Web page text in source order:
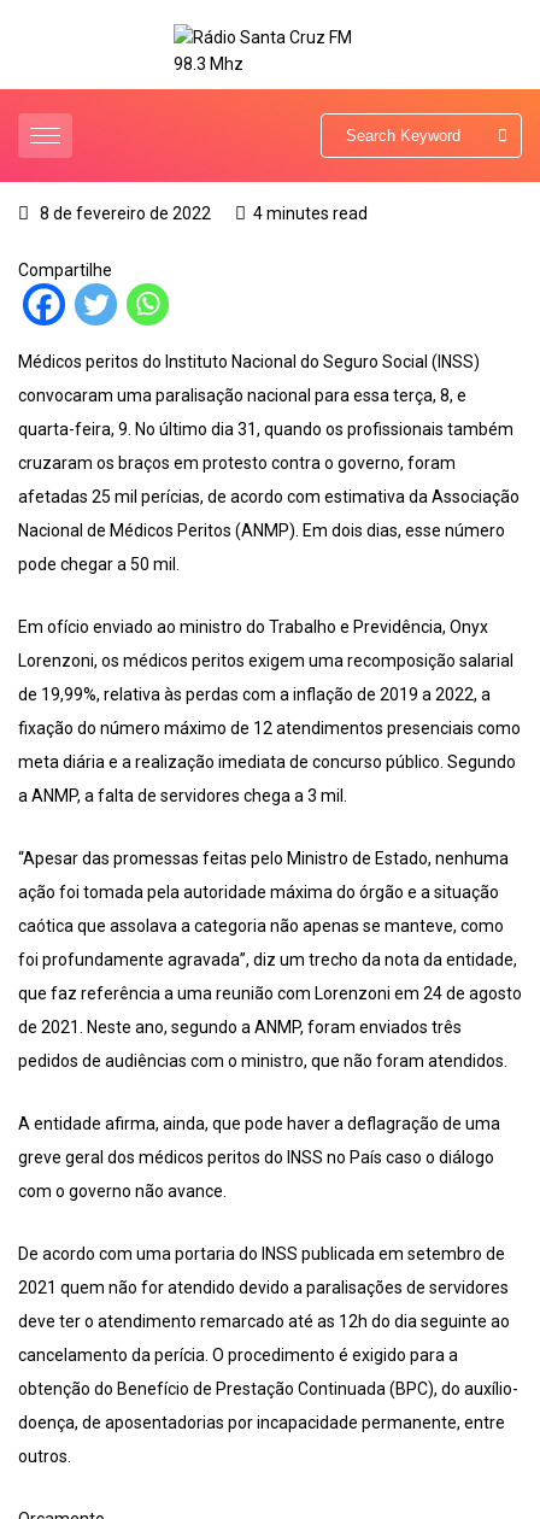
8 de fevereiro de 2022 4 minutes read
Compartilhe
Médicos peritos do Instituto Nacional do Seguro Social (INSS)
convocaram uma paralisação nacional para essa terça, 8, e
quarta-feira, 9. No último dia 31, quando os profissionais também
cruzaram os braços em protesto contra o governo, foram
afetadas 25 mil perícias, de acordo com estimativa da Associação
Nacional de Médicos Peritos (ANMP). Em dois dias, esse número
pode chegar a 50 mil.
Em ofício enviado ao ministro do Trabalho e Previdência, Onyx
Lorenzoni, os médicos peritos exigem uma recomposição salarial
de 19,99%, relativa às perdas com a inflação de 2019 a 2022, a
fixação do número máximo de 12 atendimentos presenciais como
meta diária e a realização imediata de concurso público. Segundo
a ANMP, a falta de servidores chega a 3 mil.
“Apesar das promessas feitas pelo Ministro de Estado, nenhuma
ação foi tomada pela autoridade máxima do órgão e a situação
caótica que assolava a categoria não apenas se manteve, como
foi profundamente agravada”, diz um trecho da nota da entidade,
que faz referência a uma reunião com Lorenzoni em 24 de agosto
de 2021. Neste ano, segundo a ANMP, foram enviados três
pedidos de audiências com o ministro, que não foram atendidos.
A entidade afirma, ainda, que pode haver a deflagração de uma
greve geral dos médicos peritos do INSS no País caso o diálogo
com o governo não avance.
De acordo com uma portaria do INSS publicada em setembro de
2021 quem não for atendido devido a paralisações de servidores
deve ter o atendimento remarcado até as 12h do dia seguinte ao
cancelamento da perícia. O procedimento é exigido para a
obtenção do Benefício de Prestação Continuada (BPC), do auxílio-
doença, de aposentadorias por incapacidade permanente, entre
outros.